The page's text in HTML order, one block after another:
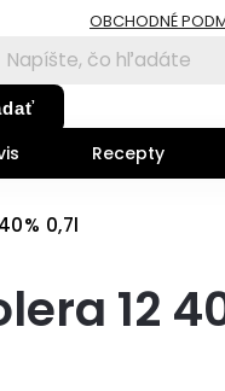
OBCHODNÉ
Recepty
0,7l
12